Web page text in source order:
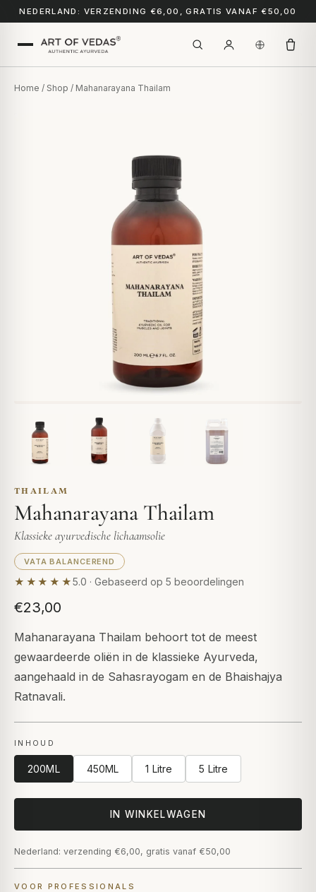
NEDERLAND: VERZENDING €6,00, GRATIS VANAF €50,00
Home / Shop / Mahanarayana Thailam
THAILAM
Mahanarayana Thailam
Klassieke ayurvedische lichaamsolie
VATA BALANCEREND
★★★★★5.0 · Gebaseerd op 5 beoordelingen
€23,00
Mahanarayana Thailam behoort tot de meest
gewaardeerde oliën in de klassieke Ayurveda,
aangehaald in de Sahasrayogam en de Bhaishajya
Ratnavali.
INHOUD
200ML 450ML 1 Litre 5 Litre
IN WINKELWAGEN
Nederland: verzending €6,00, gratis vanaf €50,00
VOOR PROFESSIONALS